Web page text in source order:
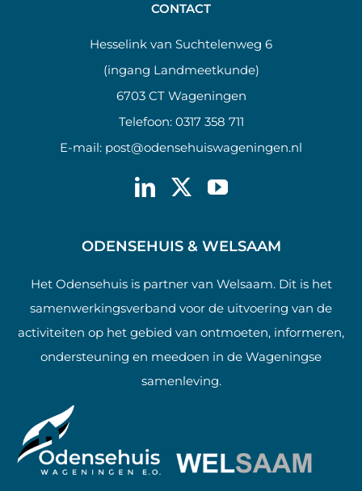
CONTACT
Hesselink van Suchtelenweg 6
(ingang Landmeetkunde)
6703 CT Wageningen
Telefoon: 0317 358 711
E-mail: post@odensehuiswageningen.nl
ODENSEHUIS & WELSAAM
Het Odensehuis is partner van Welsaam. Dit is het
samenwerkingsverband voor de uitvoering van de
activiteiten op het gebied van ontmoeten, informeren,
ondersteuning en meedoen in de Wageningse
samenleving.